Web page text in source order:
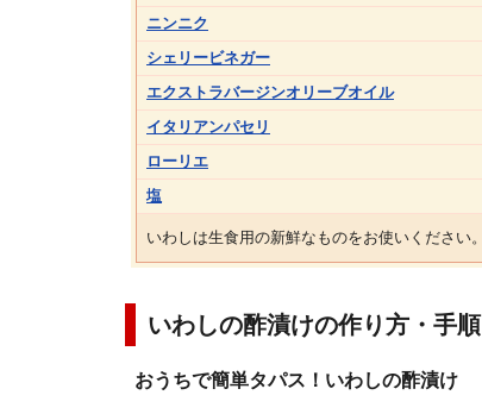
ニンニク
シェリービネガー
エクストラバージンオリーブオイル
イタリアンパセリ
ローリエ
塩
いわしは生食用の新鮮なものをお使いください。
いわしの酢漬けの作り方・手順
おうちで簡単タパス！いわしの酢漬け